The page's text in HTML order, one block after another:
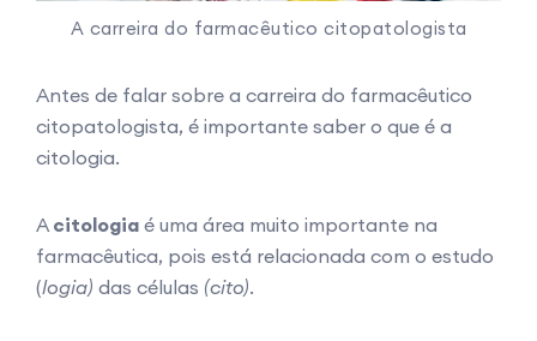
A carreira do farmacêutico citopatologista
Antes de falar sobre a carreira do farmacêutico
citopatologista, é importante saber o que é a
citologia.
Acitologia é uma área muito importante na
farmacêutica, pois está relacionada com o estudo
(logia) das células (cito).